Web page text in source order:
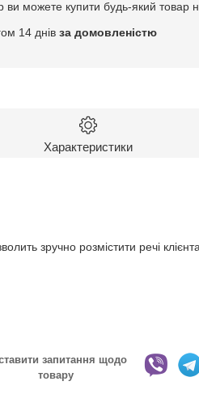
ви можете купити будь-який товар
14 днів за домовленістю
Характеристики
зручно розмістити речі
запитання щодо
товару